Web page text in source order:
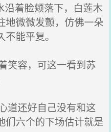
着脸颊落下，白莲木
地微微发颤，仿佛一朵
能平复。
笑容，可这一看到苏
道还好自己没有和这
们六个的下场估计就是